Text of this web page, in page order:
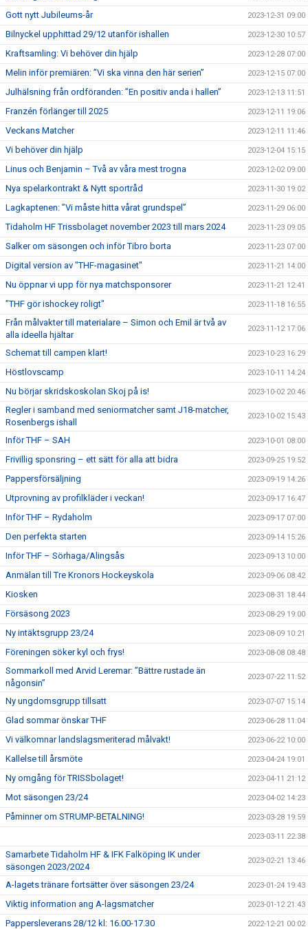
Gott nytt Jubileums-år 2023-12-31 09:00
Bilnyckel upphittad 29/12 utanför ishallen 2023-12-30 10:57
Kraftsamling: Vi behöver din hjälp 2023-12-28 07:00
Melin inför premiären: ”Vi ska vinna den här serien” 2023-12-15 07:00
Julhälsning från ordföranden: ”En positiv anda i hallen” 2023-12-13 11:51
Franzén förlänger till 2025 2023-12-11 19:06
Veckans Matcher 2023-12-11 11:46
Vi behöver din hjälp 2023-12-04 15:15
Linus och Benjamin – Två av våra mest trogna 2023-12-02 09:00
Nya spelarkontrakt & Nytt sportråd 2023-11-30 19:02
Lagkaptenen: ”Vi måste hitta vårat grundspel” 2023-11-29 06:00
Tidaholm HF Trissbolaget november 2023 till mars 2024 2023-11-23 09:05
Salker om säsongen och inför Tibro borta 2023-11-23 07:00
Digital version av "THF-magasinet" 2023-11-21 14:00
Nu öppnar vi upp för nya matchsponsorer 2023-11-21 12:41
”THF gör ishockey roligt" 2023-11-18 16:55
Från målvakter till materialare – Simon och Emil är två av
alla ideella hjältar
2023-11-12 17:06
Schemat till campen klart! 2023-10-23 16:29
Höstlovscamp 2023-10-11 14:24
Nu börjar skridskoskolan Skoj på is! 2023-10-02 20:46
Regler i samband med seniormatcher samt J18-matcher,
Rosenbergs ishall
2023-10-02 15:43
Inför THF – SAH 2023-10-01 08:00
Frivillig sponsring – ett sätt för alla att bidra 2023-09-25 19:52
Pappersförsäljning 2023-09-19 14:26
Utprovning av profilkläder i veckan! 2023-09-17 16:47
Inför THF – Rydaholm 2023-09-17 07:00
Den perfekta starten 2023-09-14 15:26
Inför THF – Sörhaga/Alingsås 2023-09-13 10:00
Anmälan till Tre Kronors Hockeyskola 2023-09-06 08:42
Kiosken 2023-08-31 18:44
Försäsong 2023 2023-08-29 19:00
Ny intäktsgrupp 23/24 2023-08-09 10:21
Föreningen söker kyl och frys! 2023-08-08 08:48
Sommarkoll med Arvid Leremar: ”Bättre rustade än
någonsin”
2023-07-22 11:52
Ny ungdomsgrupp tillsatt 2023-07-07 15:14
Glad sommar önskar THF 2023-06-28 11:04
Vi välkomnar landslagsmeriterad målvakt! 2023-06-22 10:00
Kallelse till årsmöte 2023-04-24 19:01
Ny omgång för TRISSbolaget! 2023-04-11 21:12
Mot säsongen 23/24 2023-04-02 14:23
Påminner om STRUMP-BETALNING! 2023-03-28 19:59
2023-03-11 22:38
Samarbete Tidaholm HF & IFK Falköping IK under
säsongen 2023/2024
2023-02-21 13:46
A-lagets tränare fortsätter över säsongen 23/24 2023-01-24 19:43
Viktig information ang A-lagsmatcher 2023-01-12 21:43
Pappersleverans 28/12 kl: 16.00-17.30 2022-12-21 00:02